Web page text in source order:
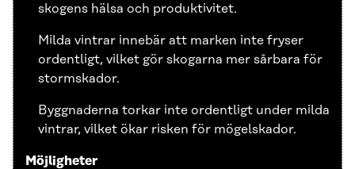
skogens hälsa och produktivitet.
Milda vintrar innebär att marken inte fryser
ordentligt, vilket gör skogarna mer sårbara för
stormskador.
Byggnaderna torkar inte ordentligt under milda
vintrar, vilket ökar risken för mögelskador.
Möjligheter